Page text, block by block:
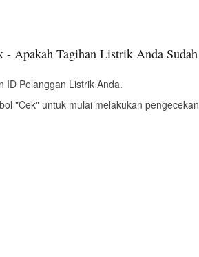
Apakah Tagihan Listrik Anda Sudah
ID Pelanggan Listrik Anda.
"Cek" untuk mulai melakukan pengecekan